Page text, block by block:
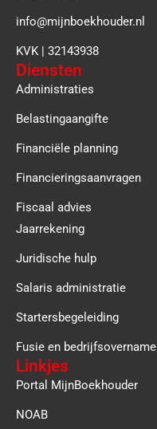
info@mijnboekhouder.nl
KVK | 32143938
Diensten
Administraties
Belastingaangifte
Financiële planning
Financieringsaanvragen
Fiscaal advies
Jaarrekening
Juridische hulp
Salaris administratie
Startersbegeleiding
Fusie en bedrijfsovername
Linkjes
Portal MijnBoekhouder
NOAB